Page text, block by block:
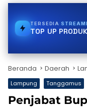
TERSEDIA BPJS
TOP UP
Beranda Daerah
Lampung Tanggamus
Penjabat